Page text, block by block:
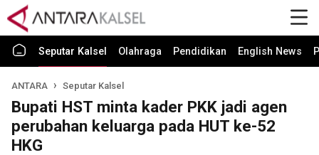
Seputar Kalsel Olahraga Pendidikan English News
ANTARA Seputar Kalsel
Bupati HST minta kader PKK jadi agen
perubahan keluarga pada HUT ke-52
HKG